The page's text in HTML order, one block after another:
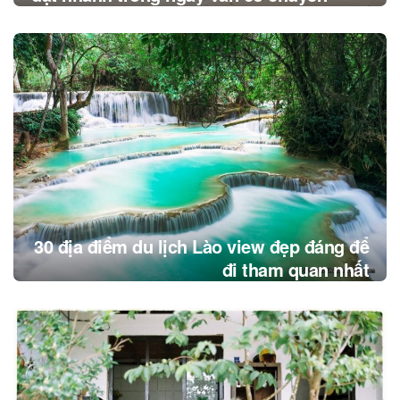
30 địa điểm du lịch Lào view đẹp đáng để
đi tham quan nhất